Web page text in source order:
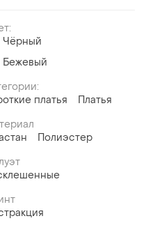
Чёрный
Бежевый
платья
Платья
Полиэстер